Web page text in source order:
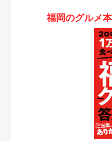
福岡のグルメ